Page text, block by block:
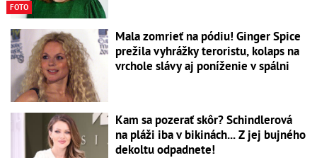
FOTO
Mala zomrieť na pódiu! Ginger Spice
prežila vyhrážky teroristu, kolaps na
vrchole slávy aj poníženie v spálni
Kam sa pozerať skôr? Schindlerová
na pláži iba v bikinách... Z jej bujného
dekoltu odpadnete!